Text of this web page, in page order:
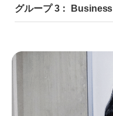
グループ 3： Business